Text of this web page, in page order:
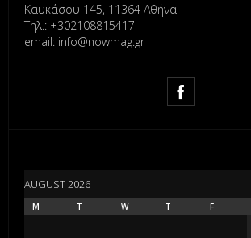
Καυκάσου 145, 11364 Αθήνα
Τηλ.: +302108815417
email: info@nowmag.gr
AUGUST 2026
M T W T F